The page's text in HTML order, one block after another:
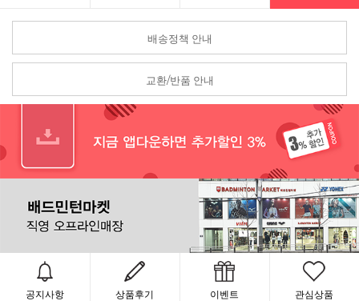
배송정책 안내
교환/반품 안내
공지사항 상품후기 이벤트 관심상품